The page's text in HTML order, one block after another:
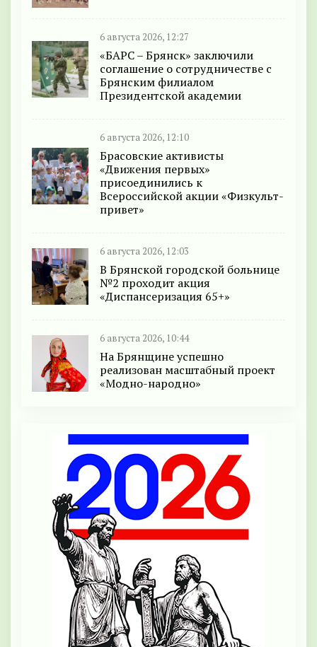
6 августа 2026, 12:27
«БАРС – Брянск» заключили
соглашение о сотрудничестве с
Брянским филиалом
Президентской академии
6 августа 2026, 12:10
Брасовские активисты
«Движения первых»
присоединились к
Всероссийской акции «Физкульт-
привет»
6 августа 2026, 12:03
В Брянской городской больнице
№2 проходит акция
«Диспансеризация 65+»
6 августа 2026, 10:44
На Брянщине успешно
реализован масштабный проект
«Модно-народно»